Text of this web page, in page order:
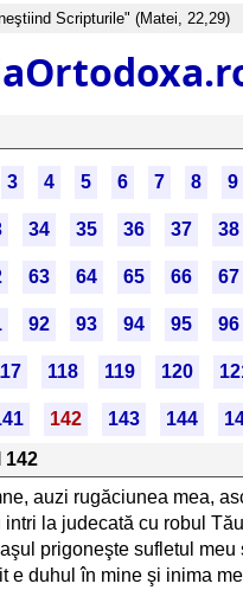
Scripturile" (Matei, 22,29)
3 4 5 6 7 8 9
34 35 36 37 38
63 64 65 66 67
92 93 94 95 96
118 119 120
142 143 144
142
auzi rugăciunea mea,
intri la judecată cu robul
prigoneşte sufletul
e duhul în mine şi inima